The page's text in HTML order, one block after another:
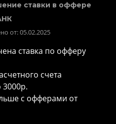
ставки в оффере
от: 05.02.2025
ставка по офферу
счета
3000р.
с офферами от